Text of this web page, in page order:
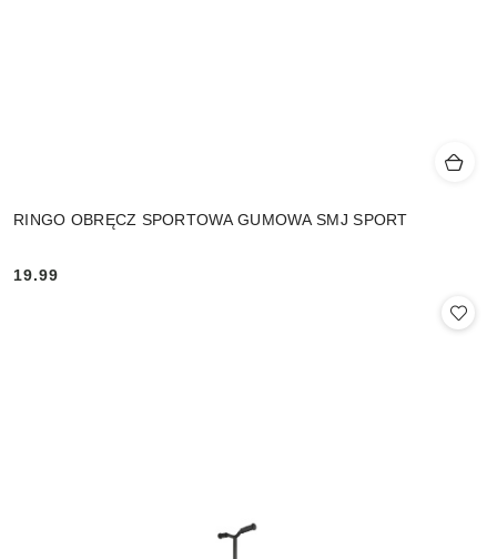
RINGO OBRĘCZ SPORTOWA GUMOWA SMJ SPORT
Cena:
19.99